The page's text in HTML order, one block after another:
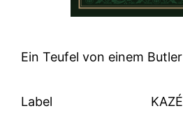
Ein Teufel von einem Butler
Label KAZÉ